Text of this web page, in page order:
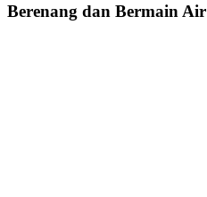
Berenang dan Bermain Air